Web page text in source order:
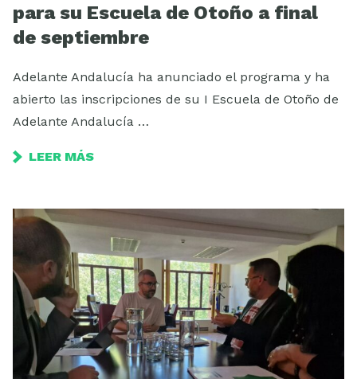
para su Escuela de Otoño a final
de septiembre
Adelante Andalucía ha anunciado el programa y ha
abierto las inscripciones de su I Escuela de Otoño de
Adelante Andalucía …
LEER MÁS